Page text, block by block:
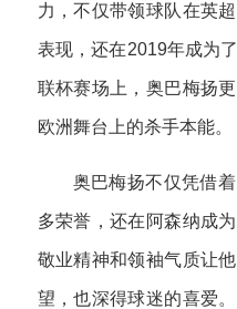
力，不仅带领球队在英
表现，还在2019年成为
联杯赛场上，奥巴梅扬
欧洲舞台上的杀手本能。
奥巴梅扬不仅凭借
多荣誉，还在阿森纳成
敬业精神和领袖气质让
望，也深得球迷的喜爱